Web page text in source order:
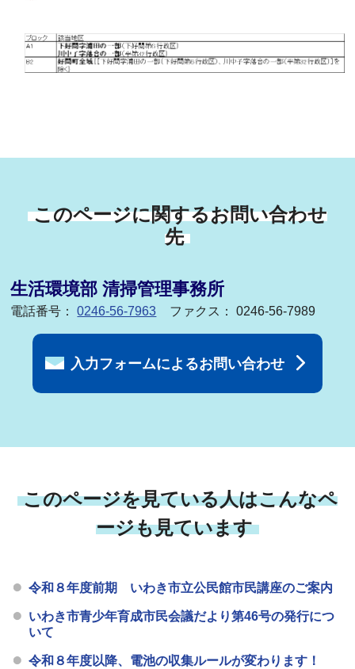
このページに関するお問い合わせ
先
生活環境部 清掃管理事務所
電話番号：0246-56-7963 ファクス： 0246-56-7989
入力フォームによるお問い合わせ
このページを見ている人はこんなペ
ージも見ています
令和８年度前期 いわき市立公民館市民講座のご案内
いわき市青少年育成市民会議だより第46号の発行につ
いて
令和８年度以降、電池の収集ルールが変わります！